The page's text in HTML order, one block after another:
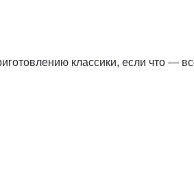
классики, если что —